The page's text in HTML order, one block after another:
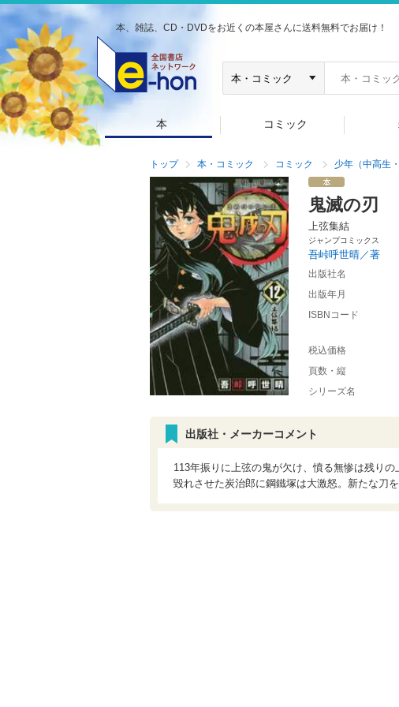
本、雑誌、CD・DVDをお近くの本屋さんに送料無料でお届け！
本 コミック
トップ 本・コミック コミック 少年（中高生
鬼滅の刃
上弦集結
ジャンプコミックス
吾峠呼世晴／著
出版社名
出版年月
ISBNコード
税込価格
頁数・縦
シリーズ名
出版社・メーカーコメント
113年振りに上弦の鬼が欠け、憤る無惨は残り
毀れさせた炭治郎に鋼鐵塚は大激怒。新たな刀